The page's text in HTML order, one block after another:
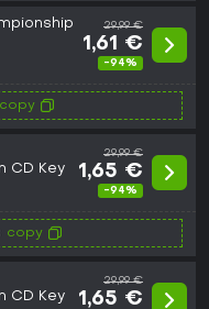
29,99 €
1,61 €
-94%
copy
CD Key
29,99 €
1,65 €
-94%
copy
CD Key
29,99 €
1,65 €